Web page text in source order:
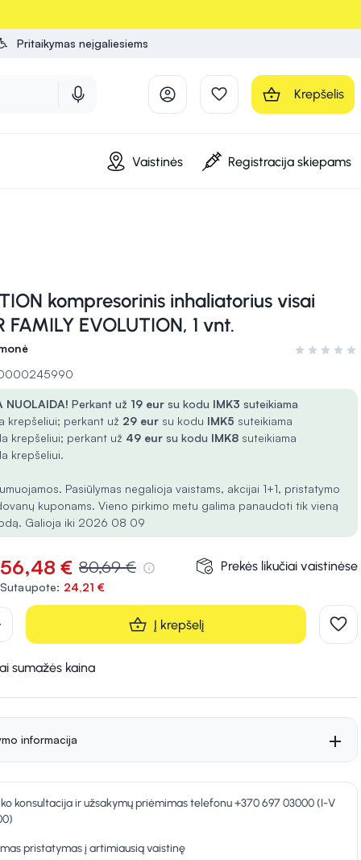
Pritaikymas neįgaliesiems
Krepšelis
Vaistinės Registracija skiepams
kompresorinis inhaliatorius visai
FAMILY EVOLUTION, 1 vnt.
Įvertinimas
NUOLAIDA! Perkant už 19 eur su kodu IMK3 suteikiama
krepšeliui; perkant už 29 eur su kodu IMK5 suteikiama
krepšeliui; perkant už 49 eur su kodu IMK8 suteikiama
krepšeliui.
Pasiūlymas negalioja vaistams, akcijai 1+1, pristatymo
kuponams. Vieno pirkimo metu galima panaudoti tik vieną
Galioja iki 2026 08 09
56,48 € 80,69 €
Sutaupote: 24,21 €
Prekės likučiai vaistinėse
Į krepšelį
sumažės kaina
informacija
konsultacija ir užsakymų priėmimas telefonu +370 697 03000 (I-V
pristatymas į artimiausią vaistinę